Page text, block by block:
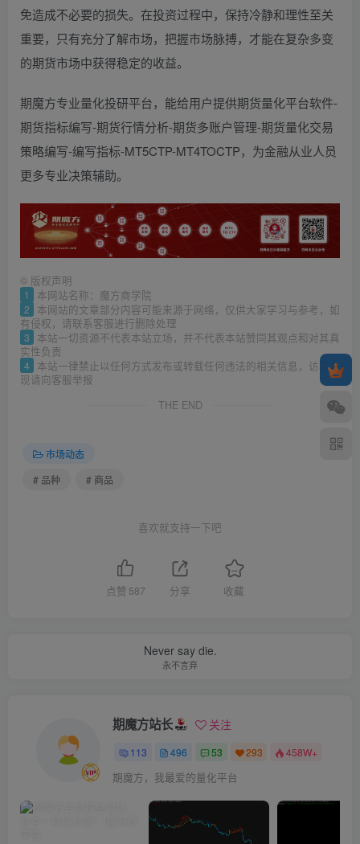
免造成不必要的损失。在投资过程中，保持冷静和理性至关
重要，只有充分了解市场，把握市场脉搏，才能在复杂多变
的期货市场中获得稳定的收益。
期魔方专业量化投研平台，能给用户提供期货量化平台软件-
期货指标编写-期货行情分析-期货多账户管理-期货量化交易
策略编写-编写指标-MT5CTP-MT4TOCTP，为金融从业人员
更多专业决策辅助。
© 版权声明
1 本网站名称：魔方商学院
2
本网站的文章部分内容可能来源于网络，仅供大家学习与参考，如
有侵权，请联系客服进行删除处理
3
本站一切资源不代表本站立场，并不代表本站赞同其观点和对其真
实性负责
4
本站一律禁止以任何方式发布或转载任何违法的相关信息，访客发
现请向客服举报
THE END
市场动态
# 品种
# 商品
喜欢就支持一下吧
点赞 587 分享 收藏
Never say die.
永不言弃
期魔方站长 关注
113 496 53 293 458W+
期魔方，我最爱的量化平台